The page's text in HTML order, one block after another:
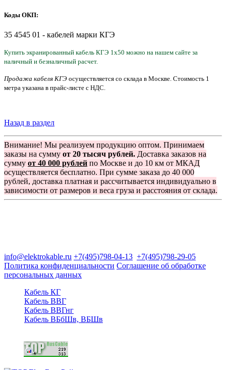
Коды ОКП:
35 4545 01 - кабелей марки КГЭ
Купить экранированный кабель КГЭ 1х50 можно на нашем сайте за
наличный и безналичный расчет.
Продажа кабеля КГЭ осуществляется со склада в Москве. Стоимость 1
метра указана в прайс-листе с НДС.
Назад в раздел
Внимание! Мы реализуем продукцию оптом. Принимаем
заказы на сумму от 20 тысяч рублей. Доставка заказов на
сумму от 40 000 рублей по Москве и до 10 км от МКАД
осуществляется бесплатно. При сумме заказа до 40 000
рублей, доставка платная и рассчитывается индивидуально в
зависимости от размеров и веса груза и расстояния от склада.
info@elektrokable.ru +7(495)798-04-13 +7(495)798-29-05
Политика конфиденциальности Соглашение об обработке
персональных данных
Кабель КГ
Кабель ВВГ
Кабель ВВГнг
Кабель ВБбШв, ВБШв